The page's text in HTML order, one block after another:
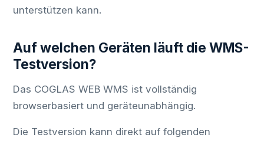
unterstützen kann.
Auf welchen Geräten läuft die WMS-
Testversion?
Das COGLAS WEB WMS ist vollständig
browserbasiert und geräteunabhängig.
Die Testversion kann direkt auf folgenden